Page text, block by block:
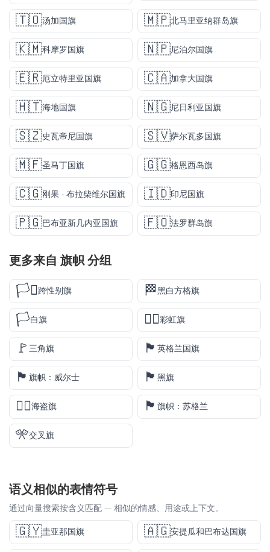
🇹🇴汤加国旗 🇲🇵北马里亚纳群岛旗
🇰🇲科摩罗国旗 🇳🇵尼泊尔国旗
🇪🇷厄立特里亚国旗 🇨🇦加拿大国旗
🇭🇹海地国旗 🇳🇬尼日利亚国旗
🇸🇿史瓦帝尼国旗 🇸🇻萨尔瓦多国旗
🇲🇫圣马丁国旗 🇬🇬格恩西岛旗
🇨🇬刚果 - 布拉柴维尔国旗 🇮🇩印尼国旗
🇵🇬巴布亚新几内亚国旗 🇫🇴法罗群岛旗
更多来自 旗帜分组
🏳️‍⚧️跨性别旗 🏁黑白方格旗
🏳️白旗 🏳️‍🌈彩虹旗
🚩 三角旗 🏴󠁧󠁢󠁥󠁮󠁧󠁿 英格兰国旗
🏴󠁧󠁢󠁷󠁬󠁳󠁿 旗帜：威尔士 🏴 黑旗
🏴‍☠️海盗旗 🏴󠁧󠁢󠁳󠁣󠁴󠁿 旗帜：苏格兰
🎌交叉旗
语义相似的表情符号
通过向量搜索按含义匹配 — 相似的情感、用途或上下文。
🇬🇾圭亚那国旗 🇦🇬安提瓜和巴布达国旗